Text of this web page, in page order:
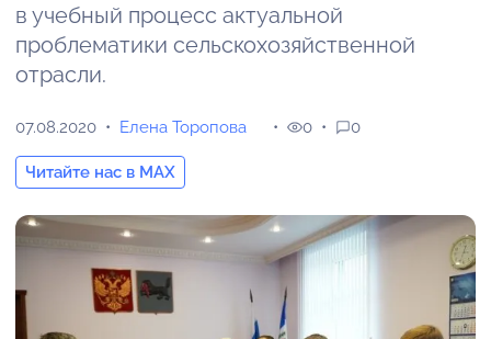
в учебный процесс актуальной
проблематики сельскохозяйственной
отрасли.
07.08.2020 Елена Торопова
Читайте нас в MAX
0 0